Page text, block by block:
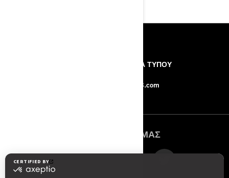
ΔΕΛΤΙΑ ΤΥΠΟΥ
Force-8.com
ΑΚΟΛΟΥΘΉΣΤΕ ΜΑΣ